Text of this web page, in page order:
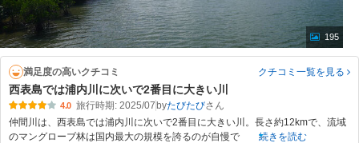
195
満足度の高いクチコミ クチコミ一覧を見る
西表島では浦内川に次いで2番目に大きい川
4.0 旅行時期: 2025/07 byたびたび
仲間川は、西表島では浦内川に次いで2番目に大きい川。長さ約12kmで、流域
のマングローブ林は国内最大の規模を誇るのが自慢で
続きを読む